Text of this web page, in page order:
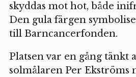
skyddas mot hot, både
Den gula färgen
till Barncancerfonden.
Platsen var en gång tänkt
solmålaren Per Ekströms